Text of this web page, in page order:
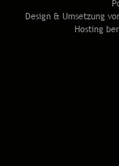
Design & Umsetzung
Hosting